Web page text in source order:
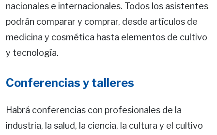
nacionales e internacionales. Todos los asistentes
podrán comparar y comprar, desde artículos de
medicina y cosmética hasta elementos de cultivo
y tecnología.
Conferencias y talleres
Habrá conferencias con profesionales de la
industria, la salud, la ciencia, la cultura y el cultivo